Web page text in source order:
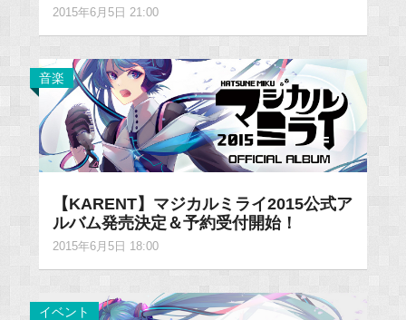
2015年6月5日 21:00
音楽
【KARENT】マジカルミライ2015公式ア
ルバム発売決定＆予約受付開始！
2015年6月5日 18:00
イベント